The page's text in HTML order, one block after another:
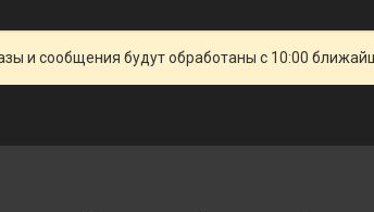
и сообщения будут обработаны с 10:00